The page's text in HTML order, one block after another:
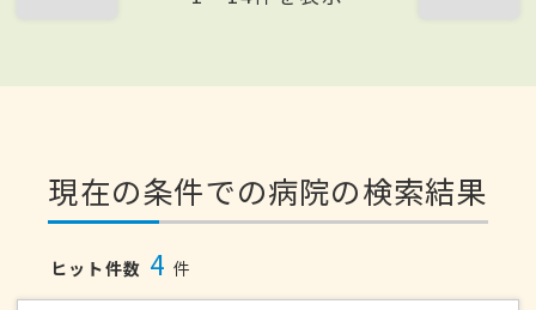
現在の条件での病院の検索結果
ヒット件数 4 件